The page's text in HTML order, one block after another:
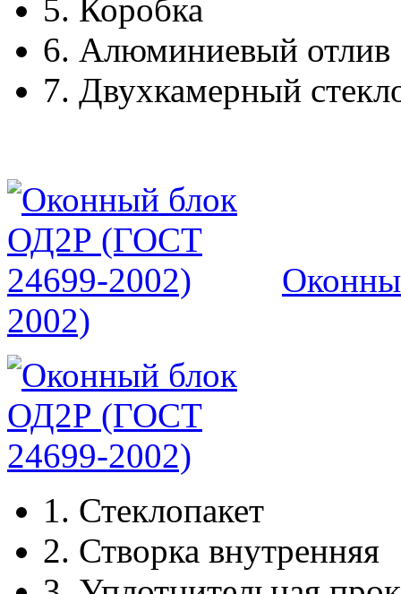
5. Коробка
6. Алюминиевый отлив
7. Двухкамерный
2002)
1. Стеклопакет
2. Створка внутренняя